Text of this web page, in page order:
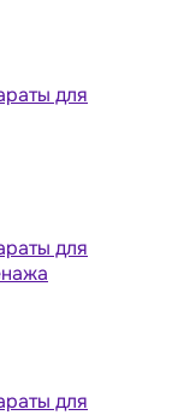
для
для
для